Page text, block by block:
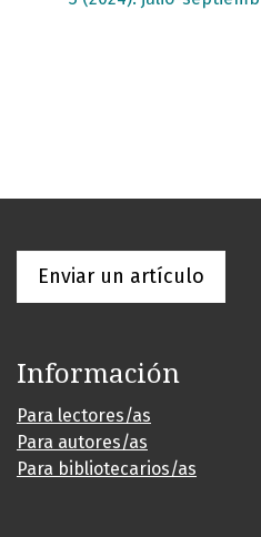
Enviar un artículo
Información
Para lectores/as
Para autores/as
Para bibliotecarios/as